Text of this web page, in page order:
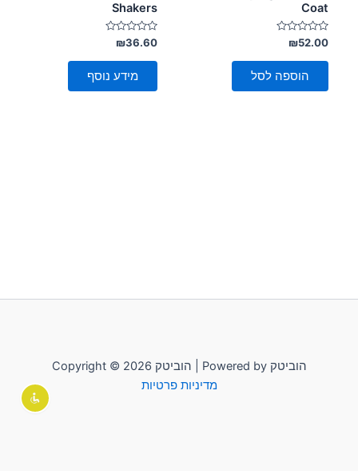
Coat
דורג
0
מתוך
₪52.00
הוספה לסל
Shakers
דורג
0
מתוך
₪36.60
מידע נוסף
Copyright © 2026 הוביטק | Powered by הוביטק
מדיניות פרטיות